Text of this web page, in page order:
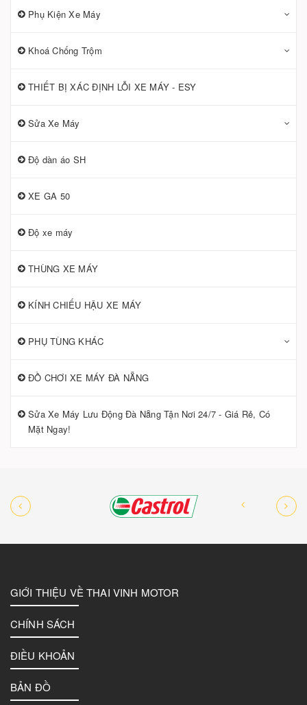
Phụ Kiện Xe Máy
Khoá Chống Trộm
THIẾT BỊ XÁC ĐỊNH LỖI XE MÁY - ESY
Sửa Xe Máy
Độ dàn áo SH
XE GA 50
Độ xe máy
THÙNG XE MÁY
KÍNH CHIẾU HẬU XE MÁY
PHỤ TÙNG KHÁC
ĐỒ CHƠI XE MÁY ĐÀ NẴNG
Sửa Xe Máy Lưu Động Đà Nẵng Tận Nơi 24/7 - Giá Rẻ, Có
Mặt Ngay!
GIỚI THIỆU VỀ THAI VINH MOTOR
CHÍNH SÁCH
ĐIỀU KHOẢN
BẢN ĐỒ